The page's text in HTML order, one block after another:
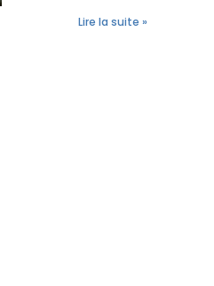
Lire la suite »